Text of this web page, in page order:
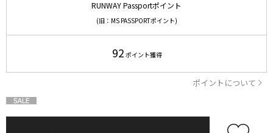
RUNWAY Passportポイント
(旧：MS PASSPORTポイント)
92 ポイント獲得
ポイントについて